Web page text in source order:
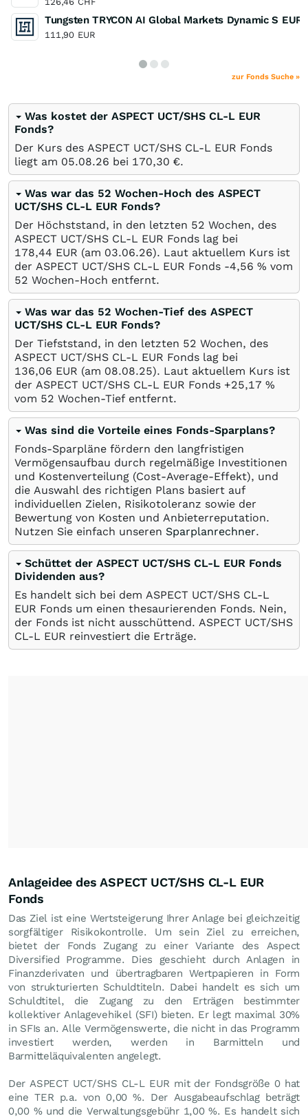
Tungsten TRYCON AI Global Markets Dynamic S EUR
111,90 EUR
zur Fonds Suche »
Was kostet der ASPECT UCT/SHS CL-L EUR
Fonds?
Der Kurs des ASPECT UCT/SHS CL-L EUR Fonds
liegt am 05.08.26 bei 170,30 €.
Was war das 52 Wochen-Hoch des ASPECT
UCT/SHS CL-L EUR Fonds?
Der Höchststand, in den letzten 52 Wochen, des
ASPECT UCT/SHS CL-L EUR Fonds lag bei
178,44 EUR (am 03.06.26). Laut aktuellem Kurs ist
der ASPECT UCT/SHS CL-L EUR Fonds -4,56 % vom
52 Wochen-Hoch entfernt.
Was war das 52 Wochen-Tief des ASPECT
UCT/SHS CL-L EUR Fonds?
Der Tiefststand, in den letzten 52 Wochen, des
ASPECT UCT/SHS CL-L EUR Fonds lag bei
136,06 EUR (am 08.08.25). Laut aktuellem Kurs ist
der ASPECT UCT/SHS CL-L EUR Fonds +25,17 %
vom 52 Wochen-Tief entfernt.
Was sind die Vorteile eines Fonds-Sparplans?
Fonds-Sparpläne fördern den langfristigen
Vermögensaufbau durch regelmäßige Investitionen
und Kostenverteilung (Cost-Average-Effekt), und
die Auswahl des richtigen Plans basiert auf
individuellen Zielen, Risikotoleranz sowie der
Bewertung von Kosten und Anbieterreputation.
Nutzen Sie einfach unseren Sparplanrechner.
Schüttet der ASPECT UCT/SHS CL-L EUR Fonds
Dividenden aus?
Es handelt sich bei dem ASPECT UCT/SHS CL-L
EUR Fonds um einen thesaurierenden Fonds. Nein,
der Fonds ist nicht ausschüttend. ASPECT UCT/SHS
CL-L EUR reinvestiert die Erträge.
Anlageidee des ASPECT UCT/SHS CL-L EUR
Fonds
Das Ziel ist eine Wertsteigerung Ihrer Anlage bei gleichzeitig
sorgfältiger Risikokontrolle. Um sein Ziel zu erreichen,
bietet der Fonds Zugang zu einer Variante des Aspect
Diversified Programme. Dies geschieht durch Anlagen in
Finanzderivaten und übertragbaren Wertpapieren in Form
von strukturierten Schuldtiteln. Dabei handelt es sich um
Schuldtitel, die Zugang zu den Erträgen bestimmter
kollektiver Anlagevehikel (SFI) bieten. Er legt maximal 30%
in SFIs an. Alle Vermögenswerte, die nicht in das Programm
investiert werden, werden in Barmitteln und
Barmitteläquivalenten angelegt.
Der ASPECT UCT/SHS CL-L EUR mit der Fondsgröße 0 hat
eine TER p.a. von 0,00 %. Der Ausgabeaufschlag beträgt
0,00 % und die Verwaltungsgebühr 1,00 %. Es handelt sich